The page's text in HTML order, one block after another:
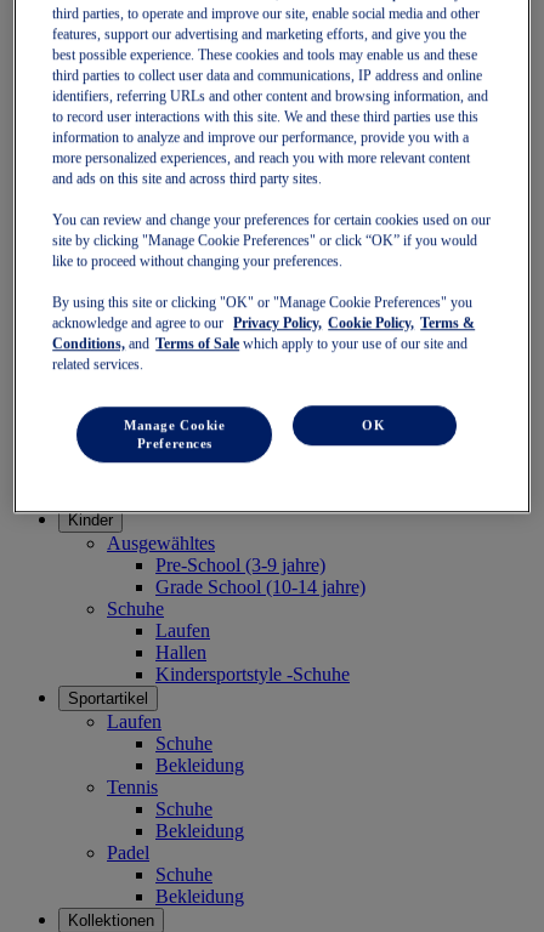
Strumpfwaren
Damen
Ausgewähltes
Stabilitätsschuhe
Neutrale Schuhe
Schnelle Schuhe
Schuhe
Laufen
Trailrunning
Tennis
Hallen
SportStyle
Sport-BHs
Kurzarmshirts
Langarmshirts
Shorts
Hosen
Zubehör
Kinder
Ausgewähltes
Pre-School (3-9 jahre)
Grade School (10-14 jahre)
Schuhe
Laufen
Hallen
Kindersportstyle -Schuhe
Sportartikel
Laufen
Schuhe
Bekleidung
Tennis
Schuhe
Bekleidung
Padel
Schuhe
Bekleidung
Kollektionen
third parties, to operate and improve our site, enable social media and other
features, support our advertising and marketing efforts, and give you the
best possible experience. These cookies and tools may enable us and these
third parties to collect user data and communications, IP address and online
identifiers, referring URLs and other content and browsing information, and
to record user interactions with this site. We and these third parties use this
information to analyze and improve our performance, provide you with a
more personalized experiences, and reach you with more relevant content
and ads on this site and across third party sites.
You can review and change your preferences for certain cookies used on our
site by clicking "Manage Cookie Preferences" or click “OK” if you would
like to proceed without changing your preferences.
By using this site or clicking "OK" or "Manage Cookie Preferences" you
acknowledge and agree to our
Privacy Policy, Cookie Policy, Terms &
Conditions, and Terms of Sale which apply to your use of our site and
related services.
Manage Cookie
Preferences
OK